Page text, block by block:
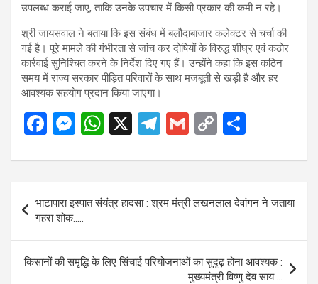
उपलब्ध कराई जाए, ताकि उनके उपचार में किसी प्रकार की कमी न रहे।
श्री जायसवाल ने बताया कि इस संबंध में बलौदाबाजार कलेक्टर से चर्चा की
गई है। पूरे मामले की गंभीरता से जांच कर दोषियों के विरुद्ध शीघ्र एवं कठोर
कार्रवाई सुनिश्चित करने के निर्देश दिए गए हैं। उन्होंने कहा कि इस कठिन
समय में राज्य सरकार पीड़ित परिवारों के साथ मजबूती से खड़ी है और हर
आवश्यक सहयोग प्रदान किया जाएगा।
F
ce
o
o
k
M
se
g
er
W
at
s
A
p
p
X
T
e
gr
a
m
G
ail
C
py
n
k
ar
e
navigation
भाटापारा इस्पात संयंत्र हादसा : श्रम मंत्री लखनलाल देवांगन ने जताया
गहरा शोक…..
किसानों की समृद्धि के लिए सिंचाई परियोजनाओं का सुदृढ़ होना आवश्यक :
मुख्यमंत्री विष्णु देव साय….